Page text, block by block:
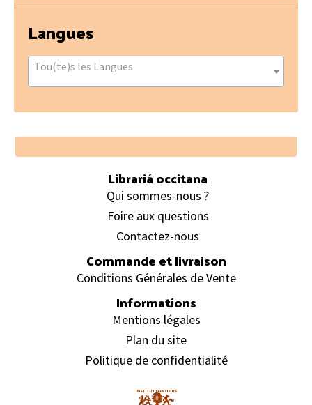
Langues
Tou(te)s les Langues
Footer
Librariá occitana
Qui sommes-nous ?
Foire aux questions
Contactez-nous
Commande et livraison
Conditions Générales de Vente
Informations
Mentions légales
Plan du site
Politique de confidentialité